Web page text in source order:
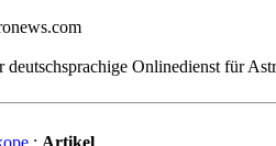
deutschsprachige Onlinedienst für
: Artikel